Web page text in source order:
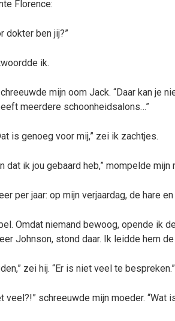
Florence:
dokter ben jij?”
ik.
mijn oom Jack. “Daar kan je
meerdere schoonheidsalons…”
is genoeg voor mij,” zei ik zachtjes.
dat ik jou gebaard heb,” mompelde mijn
per jaar: op mijn verjaardag, de hare
Omdat niemand bewoog, opende ik
Johnson, stond daar. Ik leidde hem
zei hij. “Er is niet veel te bespreken.”
veel?!” schreeuwde mijn moeder. “Wat